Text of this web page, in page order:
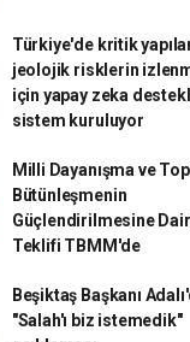
Türkiye'de kritik
jeolojik risklerin
için yapay zeka
sistem kuruluyor
Milli Dayanışma ve
Bütünleşmenin
Güçlendirilmesine
Teklifi TBMM'de
Beşiktaş Başkanı
"Salah'ı biz istemedik"